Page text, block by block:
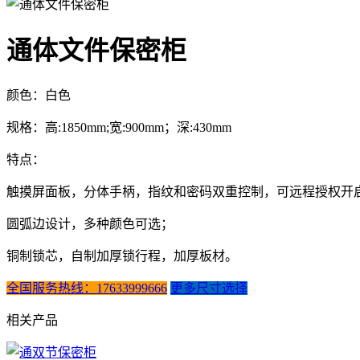
通体文件保密柜
颜色：白色
规格：高:1850mm;宽:900mm；深:430mm
特点：
触摸屏面板，分体手柄，指纹和密码双重控制，可远程授权开
圆弧边设计，多种颜色可选；
铜制锁芯，自制加厚锁行程，加厚板材。
全国服务热线：17633999666 更多尺寸选择
相关产品